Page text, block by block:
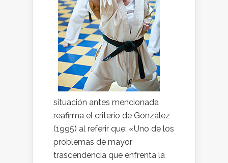
situación antes mencionada
reafirma el criterio de González
(1995) al referir que: «Uno de los
problemas de mayor
trascendencia que enfrenta la